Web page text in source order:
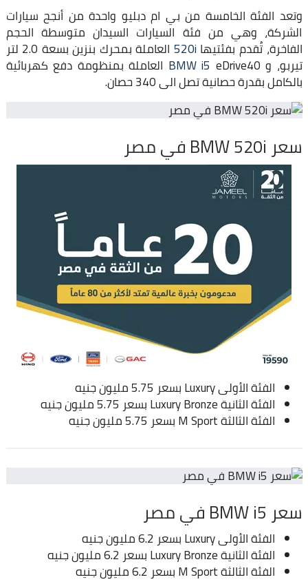
وتعد الفئة الخامسة من بي ام دبليو واحدة من أنجح سيارات
الشركة، وهي من فئة السيارات السيدان متوسطة الحجم
الفاخرة، تُقدم بفئتيها 520i العاملة بمحرك بنزين بسعة 2.0 لتر
تيربو، و BMW i5 eDrive40 العاملة بمنظومة دفع كهربائية
بالكامل بقدرة حصانية تصل الى 340 حصان.
سعر BMW 520i في مصر
الفئة الأولى Luxury بسعر 5.75 مليون جنيه
الفئة الثانية Luxury Bronze بسعر 5.75 مليون جنيه
الفئة الثالثة M Sport بسعر 5.75 مليون جنيه
سعر BMW i5 في مصر
الفئة الأولى Luxury بسعر 6.2 مليون جنيه
الفئة الثانية Luxury Bronze بسعر 6.2 مليون جنيه
الفئة الثالثة M Sport بسعر 6.2 مليون جنيه